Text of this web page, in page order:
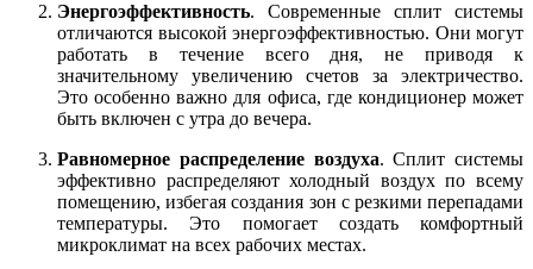
Энергоэффективность. Современные сплит системы
отличаются высокой энергоэффективностью. Они могут
работать в течение всего дня, не приводя к
значительному увеличению счетов за электричество.
Это особенно важно для офиса, где кондиционер может
быть включен с утра до вечера.
Равномерное распределение воздуха. Сплит системы
эффективно распределяют холодный воздух по всему
помещению, избегая создания зон с резкими перепадами
температуры. Это помогает создать комфортный
микроклимат на всех рабочих местах.